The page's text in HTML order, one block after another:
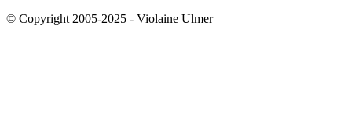
© Copyright 2005-2025 - Violaine Ulmer